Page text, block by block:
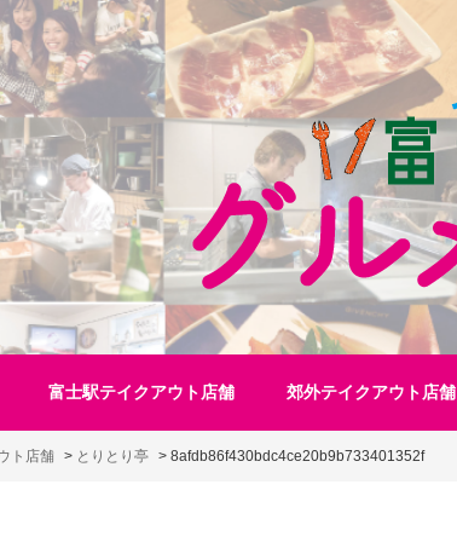
富士駅テイクアウト店舗 郊外テイクアウト店舗
ト店舗 > とりとり亭 > 8afdb86f430bdc4ce20b9b733401352f